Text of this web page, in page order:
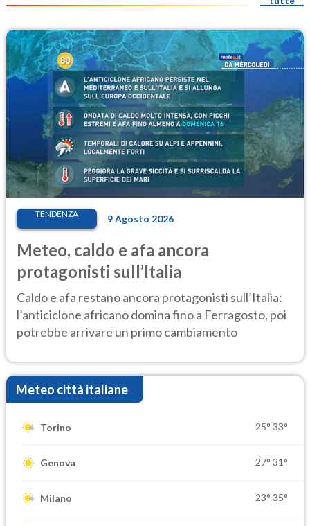
TENDENZA 9 Agosto 2026
Meteo, caldo e afa ancora
protagonisti sull’Italia
Caldo e afa restano ancora protagonisti sull’Italia:
l’anticiclone africano domina fino a Ferragosto, poi
potrebbe arrivare un primo cambiamento
Meteo città italiane
Torino 25° 33°
Genova 27° 31°
Milano 23° 35°